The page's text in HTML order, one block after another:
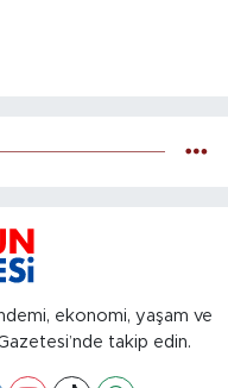
ekonomi, yaşam ve
takip edin.